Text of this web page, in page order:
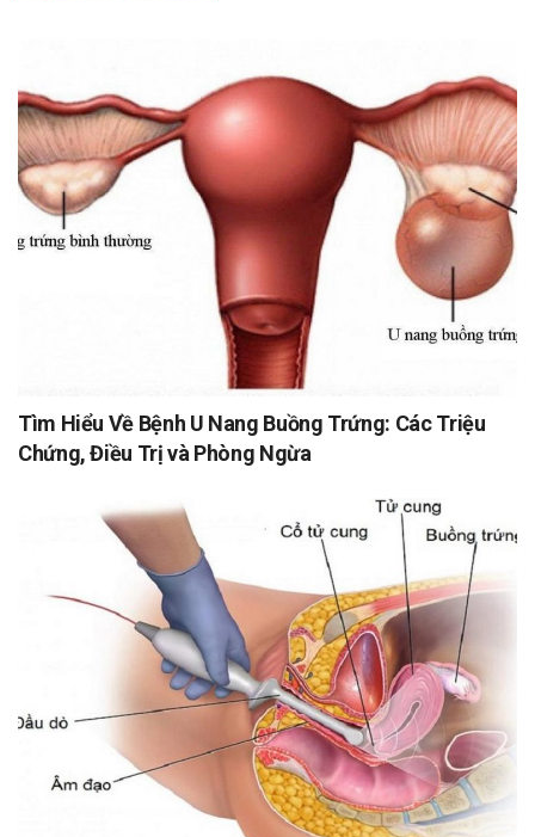
Tìm Hiểu Về Bệnh U Nang Buồng Trứng: Các Triệu
Chứng, Điều Trị và Phòng Ngừa